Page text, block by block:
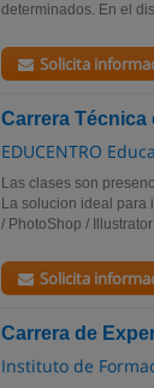
determinados. En el
Solicita
Carrera Técnica
EDUCENTRO
Las clases son
La solucion ideal para
/ PhotoShop /
Solicita
Carrera de
Instituto de